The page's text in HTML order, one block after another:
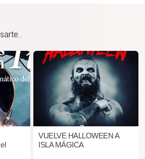
VUELVE HALLOWEEN A
ISLA MÁGICA